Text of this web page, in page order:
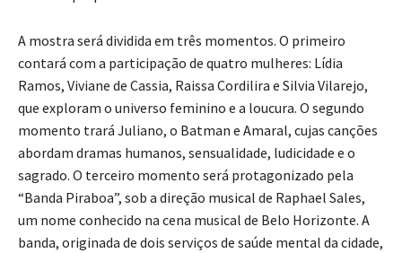
A mostra será dividida em três momentos. O primeiro
contará com a participação de quatro mulheres: Lídia
Ramos, Viviane de Cassia, Raissa Cordilira e Silvia Vilarejo,
que exploram o universo feminino e a loucura. O segundo
momento trará Juliano, o Batman e Amaral, cujas canções
abordam dramas humanos, sensualidade, ludicidade e o
sagrado. O terceiro momento será protagonizado pela
“Banda Piraboa”, sob a direção musical de Raphael Sales,
um nome conhecido na cena musical de Belo Horizonte. A
banda, originada de dois serviços de saúde mental da cidade,